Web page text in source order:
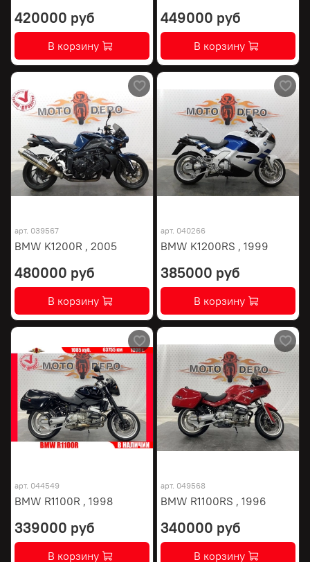
420000 руб
В корзину
449000 руб
В корзину
арт. 039567
BMW K1200R , 2005
480000 руб
В корзину
арт. 040266
BMW K1200RS , 1999
385000 руб
В корзину
арт. 044549
BMW R1100R , 1998
339000 руб
В корзину
арт. 049568
BMW R1100RS , 1996
340000 руб
В корзину